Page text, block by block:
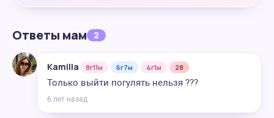
Ответы мам 2
Kamilla 8г11м 6г7м 4г1м 28
Только выйти погулять нельзя ???
6 лет назад